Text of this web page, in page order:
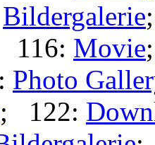
Bildergalerie
116: Movie
Photo
; 122: